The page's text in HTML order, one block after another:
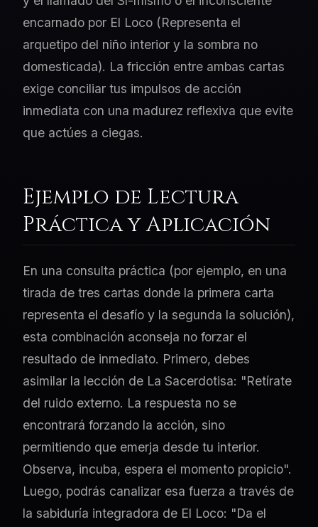
encarnado por El Loco (Representa el
arquetipo del niño interior y la sombra no
domesticada). La fricción entre ambas cartas
exige conciliar tus impulsos de acción
inmediata con una madurez reflexiva que evite
que actúes a ciegas.
Ejemplo de Lectura
Práctica y Aplicación
En una consulta práctica (por ejemplo, en una
tirada de tres cartas donde la primera carta
representa el desafío y la segunda la solución),
esta combinación aconseja no forzar el
resultado de inmediato. Primero, debes
asimilar la lección de La Sacerdotisa: "Retírate
del ruido externo. La respuesta no se
encontrará forzando la acción, sino
permitiendo que emerja desde tu interior.
Observa, incuba, espera el momento propicio".
Luego, podrás canalizar esa fuerza a través de
la sabiduría integradora de El Loco: "Da el